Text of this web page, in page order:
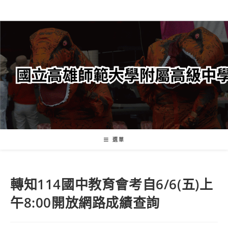
轉
要
內
容
選單
轉知114國中教育會考自6/6(五)上
午8:00開放網路成績查詢